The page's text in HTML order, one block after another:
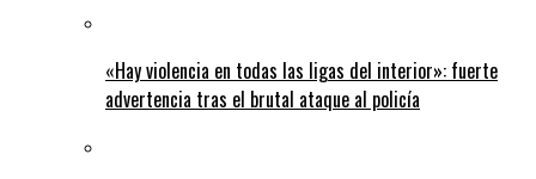
«Hay violencia en todas las ligas del interior»: fuerte
advertencia tras el brutal ataque al policía